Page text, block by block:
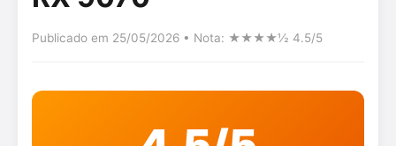
Publicado em 25/05/2026 • Nota: ★★★★½ 4.5/5